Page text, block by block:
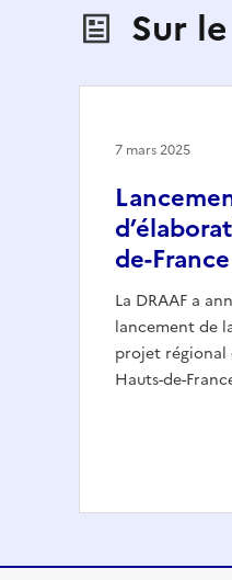
Sur
de-France
La DRAAF a
lancement de
projet régional
Hauts-de-
7 mars 2025